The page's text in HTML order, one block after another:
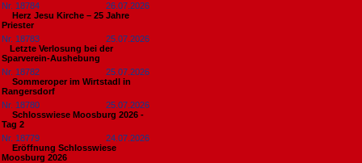
Nr. 18784
26.07.2026
Herz Jesu Kirche – 25 Jahre
Priester
Nr. 18783
25.07.2026
​Letzte Verlosung bei der
Sparverein-Aushebung
Nr. 18782
25.07.2026
Sommeroper im Wirtstadl in
Rangersdorf
Nr. 18780
25.07.2026
Schlosswiese Moosburg 2026 -
Tag 2
Nr. 18779
24.07.2026
Eröffnung Schlosswiese
Moosburg 2026